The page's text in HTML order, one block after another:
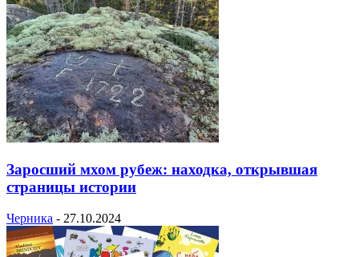
Заросший мхом рубеж: находка, открывшая
страницы истории
Черника - 27.10.2024